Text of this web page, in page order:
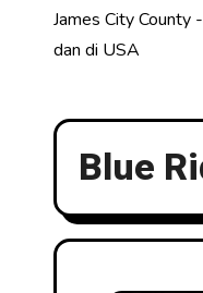
James City County
dan di USA
Blue